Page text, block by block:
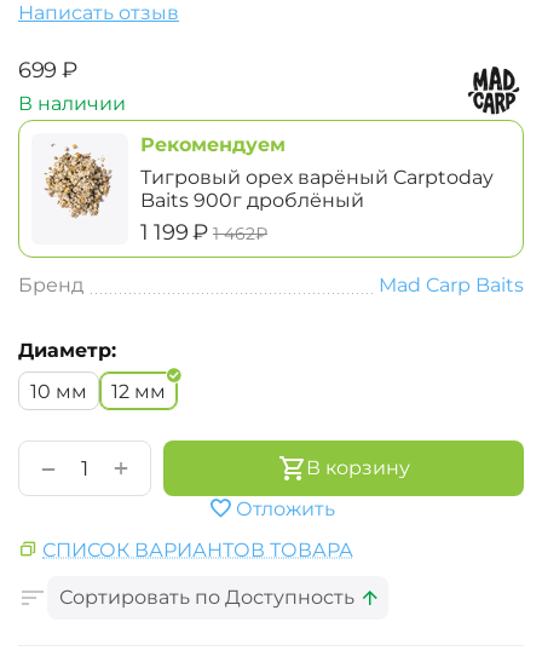
Написать отзыв
‍699‍ ₽
В наличии
Рекомендуем
Тигровый орех варёный Carptoday
Baits 900г дроблёный
‍1 199‍₽ ‍1 462‍₽
Бренд Mad Carp Baits
Диаметр:
10 мм
12 мм
+
−
В корзину
Отложить
СПИСОК ВАРИАНТОВ ТОВАРА
Сортировать по Доступность